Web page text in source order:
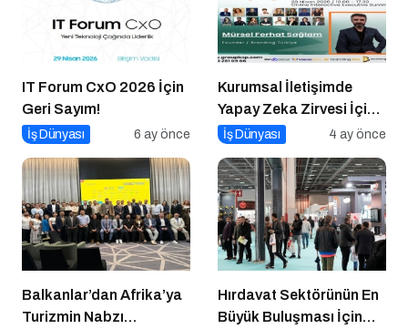
IT Forum CxO 2026 İçin
Geri Sayım!
İş Dünyası 6 ay önce
Kurumsal İletişimde
Yapay Zeka Zirvesi İçin
Geri Sayım!
İş Dünyası 4 ay önce
Balkanlar’dan Afrika’ya
Turizmin Nabzı
Hırdavat Sektörünün En
Büyük Buluşması İçin